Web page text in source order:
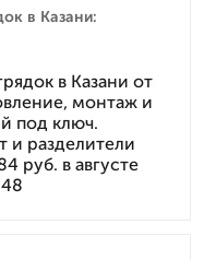
в Казани:
в Казани от
монтаж и
под ключ.
и разделители
руб. в августе